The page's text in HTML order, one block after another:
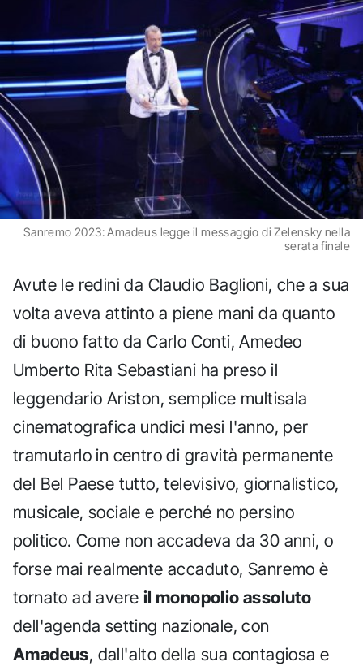
Sanremo 2023: Amadeus legge il messaggio di Zelensky nella
serata finale
Avute le redini da Claudio Baglioni, che a sua
volta aveva attinto a piene mani da quanto
di buono fatto da Carlo Conti, Amedeo
Umberto Rita Sebastiani ha preso il
leggendario Ariston, semplice multisala
cinematografica undici mesi l'anno, per
tramutarlo in centro di gravità permanente
del Bel Paese tutto, televisivo, giornalistico,
musicale, sociale e perché no persino
politico. Come non accadeva da 30 anni, o
forse mai realmente accaduto, Sanremo è
tornato ad avere il monopolio assoluto
dell'agenda setting nazionale, con
Amadeus, dall'alto della sua contagiosa e